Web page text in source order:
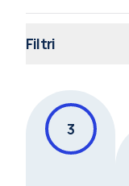
Filtri
3